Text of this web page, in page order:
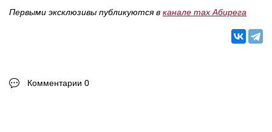
Первыми эксклюзивы публикуются в канале max Абирега
Комментарии 0